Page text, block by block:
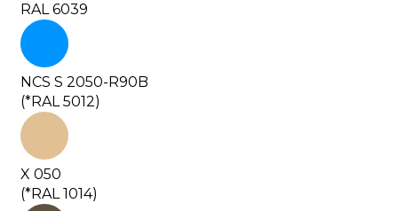
RAL 6039
NCS S 2050-R90B
(*RAL 5012)
X 050
(*RAL 1014)